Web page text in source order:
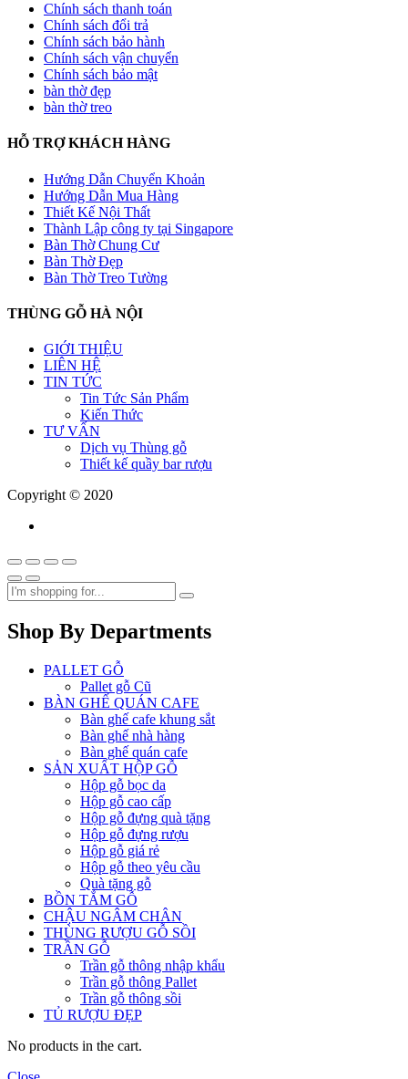
Chính sách thanh toán
Chính sách đổi trả
Chính sách bảo hành
Chính sách vận chuyển
Chính sách bảo mật
bàn thờ đẹp
bàn thờ treo
HỖ TRỢ KHÁCH HÀNG
Hướng Dẫn Chuyển Khoản
Hướng Dẫn Mua Hàng
Thiết Kế Nội Thất
Thành Lập công ty tại Singapore
Bàn Thờ Chung Cư
Bàn Thờ Đẹp
Bàn Thờ Treo Tường
THÙNG GỖ HÀ NỘI
GIỚI THIỆU
LIÊN HỆ
TIN TỨC
Tin Tức Sản Phẩm
Kiến Thức
TƯ VẤN
Dịch vụ Thùng gỗ
Thiết kế quầy bar rượu
Copyright © 2020
Shop By Departments
PALLET GỖ
Pallet gỗ Cũ
BÀN GHẾ QUÁN CAFE
Bàn ghế cafe khung sắt
Bàn ghế nhà hàng
Bàn ghế quán cafe
SẢN XUẤT HỘP GỖ
Hộp gỗ bọc da
Hộp gỗ cao cấp
Hộp gỗ đựng quà tặng
Hộp gỗ đựng rượu
Hộp gỗ giá rẻ
Hộp gỗ theo yêu cầu
Quà tặng gỗ
BỒN TẮM GỖ
CHẬU NGÂM CHÂN
THÙNG RƯỢU GỖ SỒI
TRẦN GỖ
Trần gỗ thông nhập khẩu
Trần gỗ thông Pallet
Trần gỗ thông sồi
TỦ RƯỢU ĐẸP
No products in the cart.